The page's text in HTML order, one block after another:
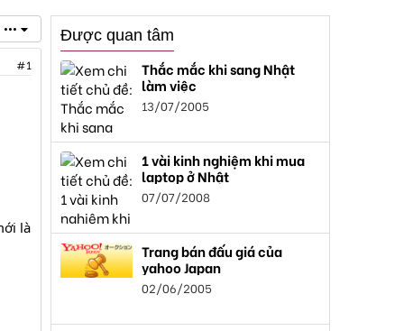
•••
#1
là
Được quan tâm
Thắc mắc khi sang Nhật
làm việc
13/07/2005
1 vài kinh nghiệm khi mua
laptop ở Nhật
07/07/2008
Trang bán đấu giá của
yahoo Japan
02/06/2005